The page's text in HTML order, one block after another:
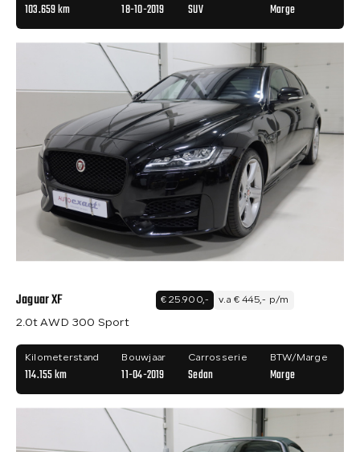
103.659 km 18-10-2019 SUV Marge
Jaguar XF € 25.900,- v.a € 445,- p/m
2.0t AWD 300 Sport
Kilometerstand
114.155 km
Bouwjaar
11-04-2019
Carrosserie
Sedan
BTW/Marge
Marge